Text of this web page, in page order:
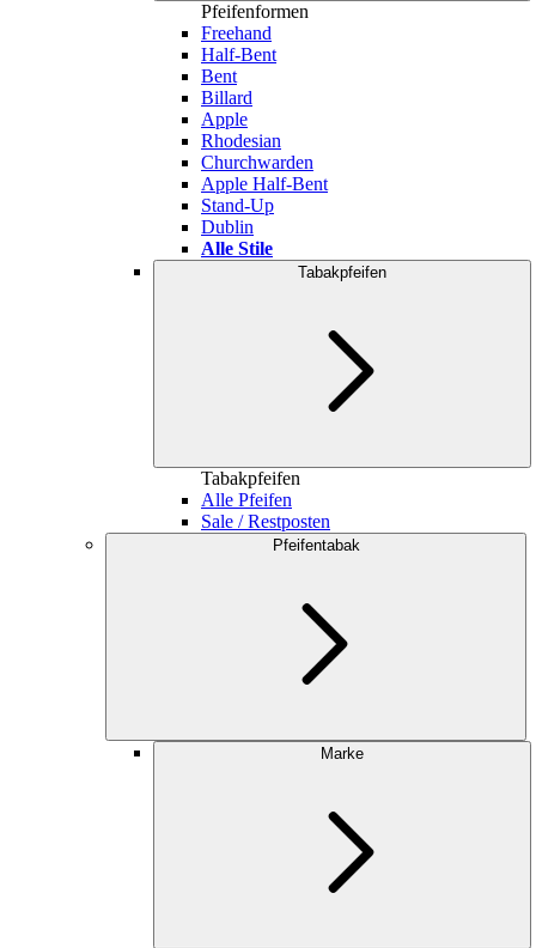
Pfeifenformen
Freehand
Half-Bent
Bent
Billard
Apple
Rhodesian
Churchwarden
Apple Half-Bent
Stand-Up
Dublin
Alle Stile
Tabakpfeifen
Tabakpfeifen
Alle Pfeifen
Sale / Restposten
Pfeifentabak
Marke